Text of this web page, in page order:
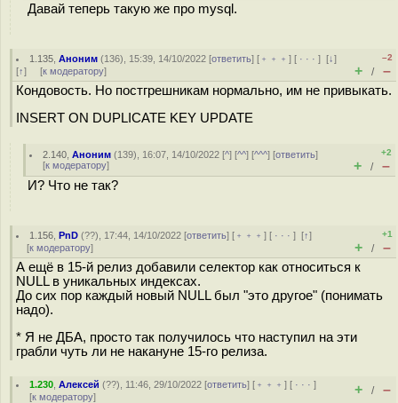
Давай теперь такую же про mysql.
1.135 ,Аноним (136), 15:39, 14/10/2022 [ответить] [ ﹢﹢﹢] [ · · ·][↓]
[↑] [к модератору]
–2
+ / –
Кондовость. Но постгрешникам нормально, им не привыкать.
INSERT ON DUPLICATE KEY UPDATE
2.140 ,Аноним (139), 16:07, 14/10/2022 [^] [^^] [^^^] [ответить]
[к модератору]
+2
+ / –
И? Что не так?
1.156 ,PnD (??), 17:44, 14/10/2022 [ответить] [ ﹢﹢﹢] [ · · ·][↑]
[к модератору]
+1
+ / –
А ещё в 15-й релиз добавили селектор как относиться к
NULL в уникальных индексах.
До сих пор каждый новый NULL был "это другое" (понимать
надо).
* Я не ДБА, просто так получилось что наступил на эти
грабли чуть ли не накануне 15-го релиза.
1.230 ,Алексей (??), 11:46, 29/10/2022 [ответить] [ ﹢﹢﹢] [ · · ·]
[к модератору] + / –